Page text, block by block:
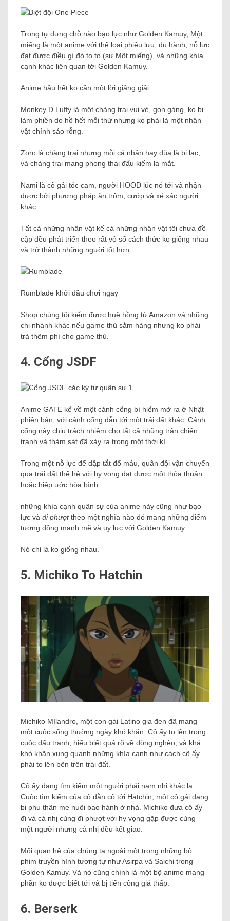
Trong tự dưng chỗ nào bạo lực như Golden Kamuy, Một
miếng là một anime với thể loại phiêu lưu, du hành, nỗ lực
đạt được điều gì đó to to (sự Một miếng), và những khía
cạnh khác liên quan tới Golden Kamuy.
Anime hầu hết ko cần một lời giảng giải.
Monkey D.Luffy là một chàng trai vui vẻ, gọn gàng, ko bị
làm phiền do hồ hết mỗi thứ nhưng ko phải là một nhân
vật chính sáo rỗng.
Zoro là chàng trai nhưng mỗi cá nhân hay đùa là bị lạc,
và chàng trai mang phong thái đấu kiếm lạ mắt.
Nami là cô gái tóc cam, người HOOD lúc nó tới và nhận
được bởi phương pháp ăn trộm, cướp và xé xác người
khác.
Tất cả những nhân vật kể cả những nhân vật tôi chưa đề
cập đều phát triển theo rất vô số cách thức ko giống nhau
và trở thành những người tốt hơn.
Rumblade khởi đầu chơi ngay
Shop chúng tôi kiếm được huê hồng từ Amazon và những
chi nhánh khác nếu game thủ sắm hàng nhưng ko phải
trả thêm phí cho game thủ.
4. Cổng JSDF
Anime GATE kể về một cánh cổng bí hiểm mở ra ở Nhật
phiên bản, với cánh cổng dẫn tới một trái đất khác. Cánh
cổng này chịu trách nhiệm cho tất cả những trận chiến
tranh và thảm sát đã xảy ra trong một thời kì.
Trong một nỗ lực để dập tắt đổ máu, quân đội vận chuyển
qua trái đất thế hệ với hy vọng đạt được một thỏa thuận
hoặc hiệp ước hòa bình.
những khía cạnh quân sự của anime này cũng như bạo
lực và đi phượttheo một nghĩa nào đó mang những điểm
tương đồng mạnh mẽ và uy lực với Golden Kamuy.
Nó chỉ là ko giống nhau.
5. Michiko To Hatchin
Michiko MIlandro, một con gái Latino gia đen đã mang
một cuộc sống thường ngày khó khăn. Cô ấy to lên trong
cuộc đấu tranh, hiểu biết quá rõ về dòng nghèo, và khá
khó khăn xung quanh những khía cạnh như cách cô ấy
phải to lên bên trên trái đất.
Cô ấy đang tìm kiếm một người phái nam nhi khác lạ.
Cuộc tìm kiếm của cô dẫn cô tới Hatchin, một cô gái đang
bị phụ thân mẹ nuôi bạo hành ở nhà. Michiko đưa cô ấy
đi và cả nhị cùng đi phượt với hy vọng gặp được cùng
một người nhưng cả nhị đều kết giao.
Mối quan hệ của chúng ta ngoài một trong những bộ
phim truyền hình tương tự như Asirpa và Saichi trong
Golden Kamuy. Và nó cũng chính là một bộ anime mang
phần ko được biết tới và bị tiến công giá thấp.
6. Berserk